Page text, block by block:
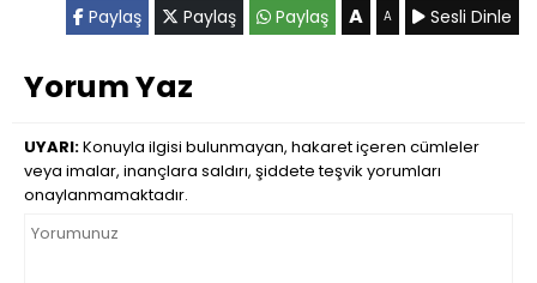
Paylaş Paylaş Paylaş A A Sesli Dinle
Yorum Yaz
UYARI:Konuyla ilgisi bulunmayan, hakaret içeren cümleler
veya imalar, inançlara saldırı, şiddete teşvik yorumları
onaylanmamaktadır.